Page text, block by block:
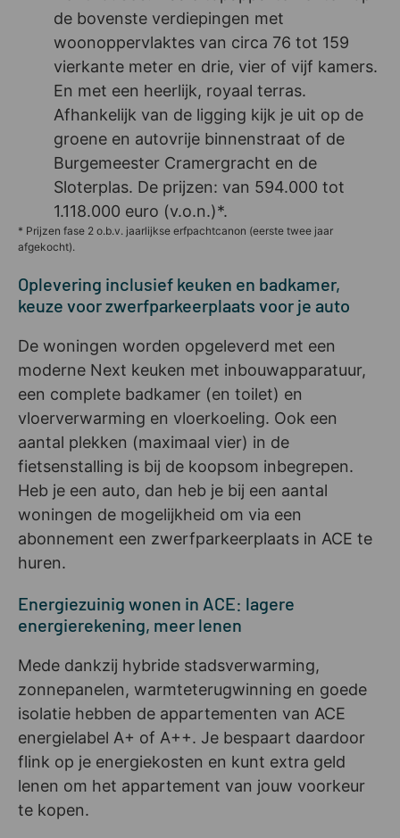
de bovenste verdiepingen met
woonoppervlaktes van circa 76 tot 159
vierkante meter en drie, vier of vijf kamers.
En met een heerlijk, royaal terras.
Afhankelijk van de ligging kijk je uit op de
groene en autovrije binnenstraat of de
Burgemeester Cramergracht en de
Sloterplas. De prijzen: van 594.000 tot
1.118.000 euro (v.o.n.)*.
* Prijzen fase 2 o.b.v. jaarlijkse erfpachtcanon (eerste twee jaar
afgekocht).
Oplevering inclusief keuken en badkamer,
keuze voor zwerfparkeerplaats voor je auto
De woningen worden opgeleverd met een
moderne Next keuken met inbouwapparatuur,
een complete badkamer (en toilet) en
vloerverwarming en vloerkoeling. Ook een
aantal plekken (maximaal vier) in de
fietsenstalling is bij de koopsom inbegrepen.
Heb je een auto, dan heb je bij een aantal
woningen de mogelijkheid om via een
abonnement een zwerfparkeerplaats in ACE te
huren.
Energiezuinig wonen in ACE: lagere
energierekening, meer lenen
Mede dankzij hybride stadsverwarming,
zonnepanelen, warmteterugwinning en goede
isolatie hebben de appartementen van ACE
energielabel A+ of A++. Je bespaart daardoor
flink op je energiekosten en kunt extra geld
lenen om het appartement van jouw voorkeur
te kopen.